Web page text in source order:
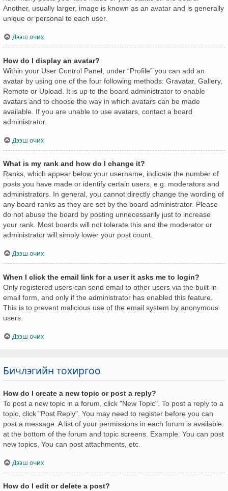
Another, usually larger, image is known as an avatar and is generally
unique or personal to each user.
Дээш очих
How do I display an avatar?
Within your User Control Panel, under “Profile” you can add an
avatar by using one of the four following methods: Gravatar, Gallery,
Remote or Upload. It is up to the board administrator to enable
avatars and to choose the way in which avatars can be made
available. If you are unable to use avatars, contact a board
administrator.
Дээш очих
What is my rank and how do I change it?
Ranks, which appear below your username, indicate the number of
posts you have made or identify certain users, e.g. moderators and
administrators. In general, you cannot directly change the wording of
any board ranks as they are set by the board administrator. Please
do not abuse the board by posting unnecessarily just to increase
your rank. Most boards will not tolerate this and the moderator or
administrator will simply lower your post count.
Дээш очих
When I click the email link for a user it asks me to login?
Only registered users can send email to other users via the built-in
email form, and only if the administrator has enabled this feature.
This is to prevent malicious use of the email system by anonymous
users.
Дээш очих
Бичлэгийн тохиргоо
How do I create a new topic or post a reply?
To post a new topic in a forum, click "New Topic". To post a reply to a
topic, click "Post Reply". You may need to register before you can
post a message. A list of your permissions in each forum is available
at the bottom of the forum and topic screens. Example: You can post
new topics, You can post attachments, etc.
Дээш очих
How do I edit or delete a post?